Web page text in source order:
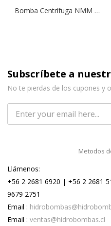
Bomba Centrífuga NMM 3/C | 1,5 HP | 220 V.
Subscríbete a
No te pierdas de los cupones y
Metodos
Llámenos:
+56 2 2681 6920 | +56 2 2681
9679 2751
Email :
Email : ventas@hidrobombas.cl